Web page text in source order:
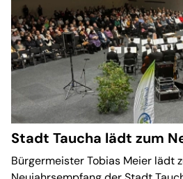
Stadt Taucha lädt zum
Bürgermeister Tobias Meier lädt